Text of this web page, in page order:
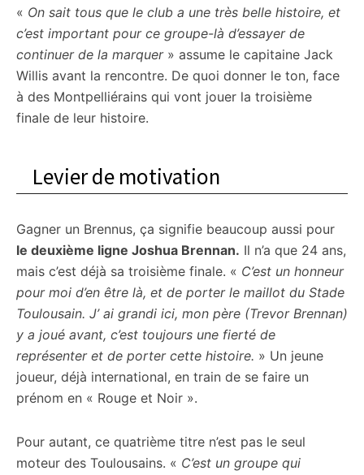
« On sait tous que le club a une très belle histoire, et
c’est important pour ce groupe-là d’essayer de
continuer de la marquer» assume le capitaine Jack
Willis avant la rencontre. De quoi donner le ton, face
à des Montpelliérains qui vont jouer la troisième
finale de leur histoire.
Levier de motivation
Gagner un Brennus, ça signifie beaucoup aussi pour
le deuxième ligne Joshua Brennan. Il n’a que 24 ans,
mais c’est déjà sa troisième finale. « C’est un honneur
pour moi d’en être là, et de porter le maillot du Stade
Toulousain. J’ ai grandi ici, mon père (Trevor Brennan)
y a joué avant, c’est toujours une fierté de
représenter et de porter cette histoire. » Un jeune
joueur, déjà international, en train de se faire un
prénom en « Rouge et Noir ».
Pour autant, ce quatrième titre n’est pas le seul
moteur des Toulousains. « C’est un groupe qui